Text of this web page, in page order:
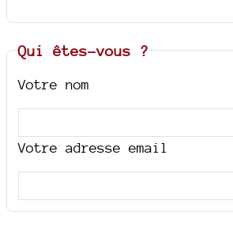
Qui êtes-vous ?
Votre nom
Votre adresse email